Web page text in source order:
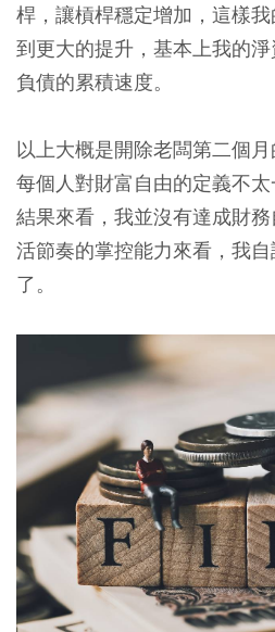
桿，讓槓桿穩定增加，這樣
到更大的提升，基本上我的
負債的累積速度。
以上大概是開除老闆第二個
每個人對財富自由的定義不
結果來看，我並沒有達成財
活節奏的掌控能力來看，我
了。